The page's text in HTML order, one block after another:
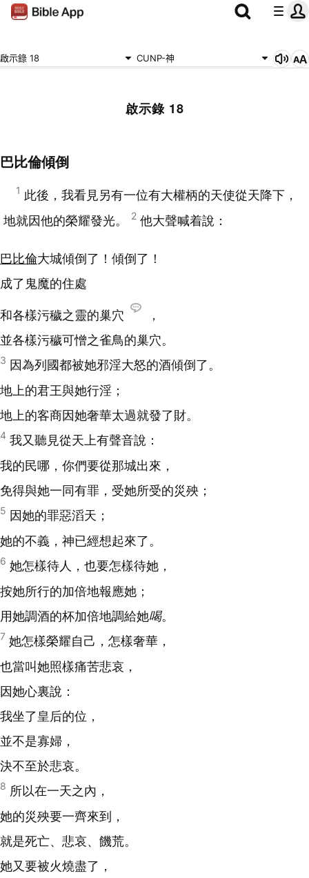
啟示錄 18 CUNP-神
啟示錄 18
巴比倫傾倒
1 此後，我看見另有一位有大權柄的天使從天降下，
地就因他的榮耀發光。
2 他大聲喊着說：
巴比倫大城傾倒了！傾倒了！
成了鬼魔的住處
和各樣污穢之靈的巢穴
，
並各樣污穢可憎之雀鳥的巢穴。
3 因為列國都被她邪淫大怒的酒傾倒了。
地上的君王與她行淫；
地上的客商因她奢華太過就發了財。
4 我又聽見從天上有聲音說：
我的民哪，你們要從那城出來，
免得與她一同有罪，受她所受的災殃；
5 因她的罪惡滔天；
她的不義，神已經想起來了。
6 她怎樣待人，也要怎樣待她，
按她所行的加倍地報應她；
用她調酒的杯加倍地調給她喝。
7 她怎樣榮耀自己，怎樣奢華，
也當叫她照樣痛苦悲哀，
因她心裏說：
我坐了皇后的位，
並不是寡婦，
決不至於悲哀。
8 所以在一天之內，
她的災殃要一齊來到，
就是死亡、悲哀、饑荒。
她又要被火燒盡了，